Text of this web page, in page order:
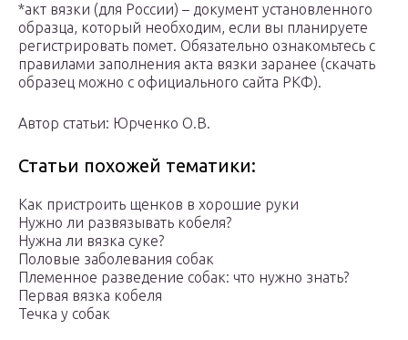
*акт вязки (для России) – документ установленного
образца, который необходим, если вы планируете
регистрировать помет. Обязательно ознакомьтесь с
правилами заполнения акта вязки заранее (скачать
образец можно с официального сайта РКФ).
Автор статьи: Юрченко О.В.
Статьи похожей тематики:
Как пристроить щенков в хорошие руки
Нужно ли развязывать кобеля?
Нужна ли вязка суке?
Половые заболевания собак
Племенное разведение собак: что нужно знать?
Первая вязка кобеля
Течка у собак